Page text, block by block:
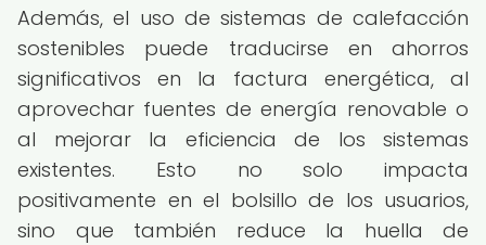
Además, el uso de sistemas de calefacción
sostenibles puede traducirse en ahorros
significativos en la factura energética, al
aprovechar fuentes de energía renovable o
al mejorar la eficiencia de los sistemas
existentes. Esto no solo impacta
positivamente en el bolsillo de los usuarios,
sino que también reduce la huella de